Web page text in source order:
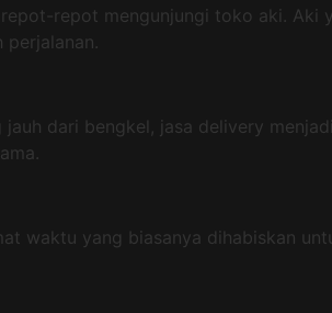
repot mengunjungi toko aki. Aki
perjalanan.
dari bengkel, jasa delivery
waktu yang biasanya dihabiskan